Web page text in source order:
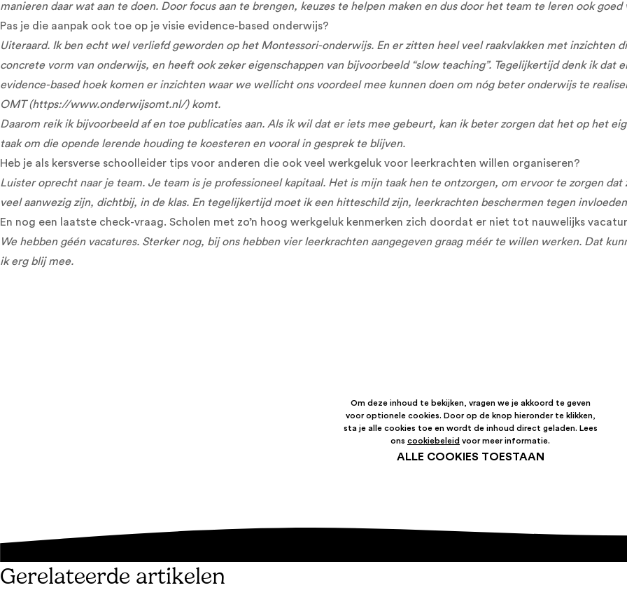
manieren daar wat aan te doen. Door focus aan te brengen, keuzes te helpen maken en dus door het team te leren ook goed
Pas je die aanpak ook toe op je visie evidence-based onderwijs?
Uiteraard. Ik ben echt wel verliefd geworden op het Montessori-onderwijs. En er zitten heel veel raakvlakken met inzichten
concrete vorm van onderwijs, en heeft ook zeker eigenschappen van bijvoorbeeld “slow teaching”. Tegelijkertijd denk ik
evidence-based hoek komen er inzichten waar we wellicht ons voordeel mee kunnen doen om nóg beter onderwijs te
OMT (https://www.onderwijsomt.nl/) komt.
Daarom reik ik bijvoorbeeld af en toe publicaties aan. Als ik wil dat er iets mee gebeurt, kan ik beter zorgen dat het op het
taak om die opende lerende houding te koesteren en vooral in gesprek te blijven.
Heb je als kersverse schoolleider tips voor anderen die ook veel werkgeluk voor leerkrachten willen organiseren?
Luister oprecht naar je team. Je team is je professioneel kapitaal. Het is mijn taak hen te ontzorgen, om ervoor te zorgen
veel aanwezig zijn, dichtbij, in de klas. En tegelijkertijd moet ik een hitteschild zijn, leerkrachten beschermen tegen
En nog een laatste check-vraag. Scholen met zo’n hoog werkgeluk kenmerken zich doordat er niet tot nauwelijks
We hebben géén vacatures. Sterker nog, bij ons hebben vier leerkrachten aangegeven graag méér te willen werken. Dat
ik erg blij mee.
Om deze inhoud te bekijken, vragen we je akkoord te geven
voor optionele cookies. Door op de knop hieronder te klikken,
sta je alle cookies toe en wordt de inhoud direct geladen. Lees
ons cookiebeleid voor meer informatie.
ALLE COOKIES TOESTAAN
Gerelateerde artikelen